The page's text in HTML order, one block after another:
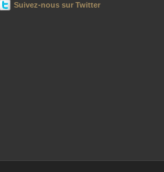
Suivez-nous sur Twitter